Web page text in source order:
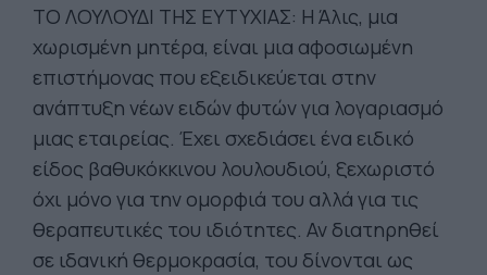
ΤΟ ΛΟΥΛΟΥΔΙ ΤΗΣ ΕΥΤΥΧΙΑΣ: Η Άλις, μια
χωρισμένη μητέρα, είναι μια αφοσιωμένη
επιστήμονας που εξειδικεύεται στην
ανάπτυξη νέων ειδών φυτών για λογαριασμό
μιας εταιρείας. Έχει σχεδιάσει ένα ειδικό
είδος βαθυκόκκινου λουλουδιού, ξεχωριστό
όχι μόνο για την ομορφιά του αλλά για τις
θεραπευτικές του ιδιότητες. Αν διατηρηθεί
σε ιδανική θερμοκρασία, του δίνονται ως